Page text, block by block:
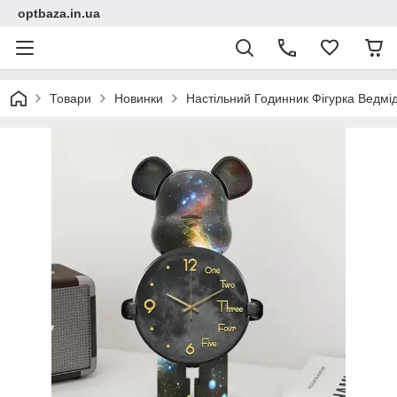
optbaza.in.ua
Товари Новинки Настільний Годинник Фігурка